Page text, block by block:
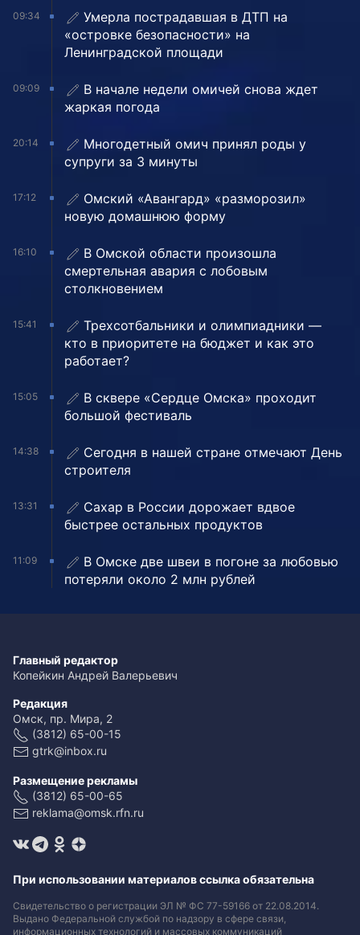
09:34
Умерла пострадавшая в ДТП на
«островке безопасности» на
Ленинградской площади
09:09
В начале недели омичей снова ждет
жаркая погода
20:14
Многодетный омич принял роды у
супруги за 3 минуты
17:12
Омский «Авангард» «разморозил»
новую домашнюю форму
16:10
В Омской области произошла
смертельная авария с лобовым
столкновением
15:41
Трехсотбальники и олимпиадники —
кто в приоритете на бюджет и как это
работает?
15:05
В сквере «Сердце Омска» проходит
большой фестиваль
14:38
Сегодня в нашей стране отмечают День
строителя
13:31
Сахар в России дорожает вдвое
быстрее остальных продуктов
11:09
В Омске две швеи в погоне за любовью
потеряли около 2 млн рублей
Главный редактор
Копейкин Андрей Валерьевич
Редакция
Омск, пр. Мира, 2
(3812) 65-00-15
gtrk@inbox.ru
Размещение рекламы
(3812) 65-00-65
reklama@omsk.rfn.ru
При использовании материалов ссылка обязательна
Свидетельство о регистрации ЭЛ № ФС 77-59166 от 22.08.2014.
Выдано Федеральной службой по надзору в сфере связи,
информационных технологий и массовых коммуникаций